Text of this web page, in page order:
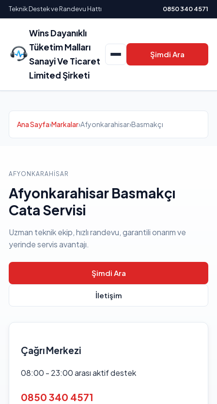
Teknik Destek ve Randevu Hattı 0850 340 4571
Wins Dayanıklı
Tüketim Malları
Sanayi Ve Ticaret
Limited Şirketi
Şimdi Ara
Ana Sayfa›Markalar›Afyonkarahisar›Basmakçı
AFYONKARAHISAR
Afyonkarahisar Basmakçı
Cata Servisi
Uzman teknik ekip, hızlı randevu, garantili onarım ve
yerinde servis avantajı.
Şimdi Ara
İletişim
Çağrı Merkezi
08:00 - 23:00 arası aktif destek
0850 340 4571